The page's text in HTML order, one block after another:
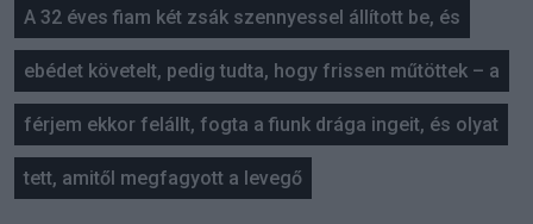
A 32 éves fiam két zsák szennyessel állított be, és
ebédet követelt, pedig tudta, hogy frissen műtöttek – a
férjem ekkor felállt, fogta a fiunk drága ingeit, és olyat
tett, amitől megfagyott a levegő